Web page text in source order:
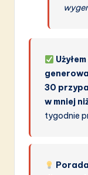
30
w mniej
tygodnie